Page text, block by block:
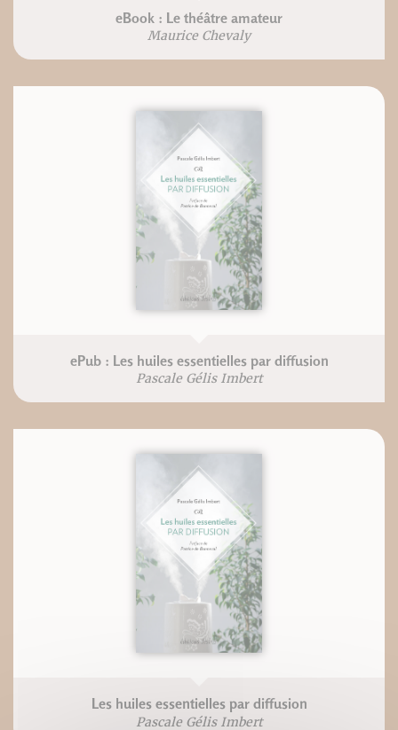
eBook : Le théâtre amateur
Maurice Chevaly
ePub : Les huiles essentielles par diffusion
Pascale Gélis Imbert
Les huiles essentielles par diffusion
Pascale Gélis Imbert